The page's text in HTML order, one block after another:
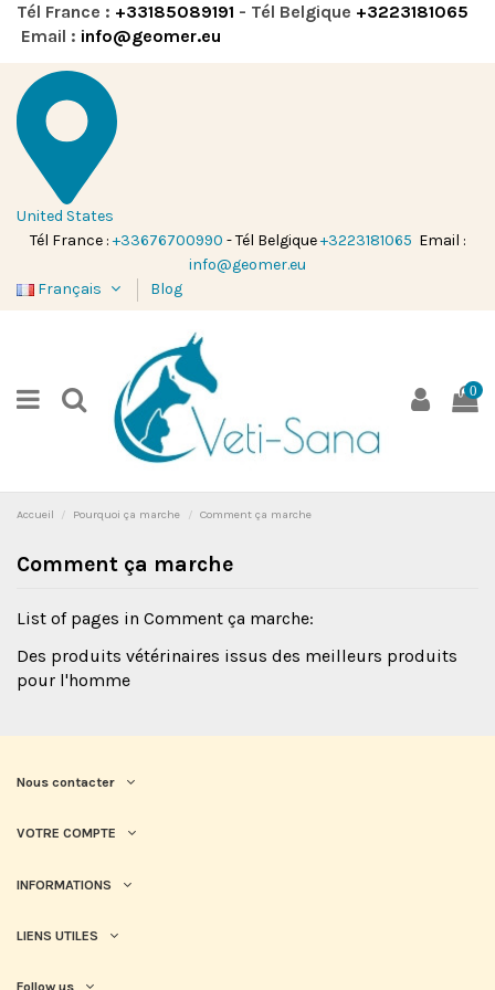
Tél France : +33185089191 - Tél Belgique +3223181065
Email : info@geomer.eu
United States
Tél France :+33676700990 - Tél Belgique+3223181065 Email :
info@geomer.eu
Français
Blog
0
Accueil Pourquoi ça marche Comment ça marche
Comment ça marche
List of pages in Comment ça marche:
Des produits vétérinaires issus des meilleurs produits
pour l'homme
Nous contacter
VOTRE COMPTE
INFORMATIONS
LIENS UTILES
Follow us